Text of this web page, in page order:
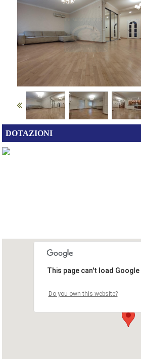
DOTAZIONI
This page can't load
Do you own this website?